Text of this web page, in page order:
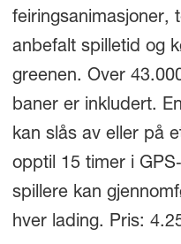
feiringsanimasjoner,
anbefalt spilletid og
greenen. Over
baner er inkludert.
kan slås av eller på
opptil 15 timer i
spillere kan
hver lading. Pris: